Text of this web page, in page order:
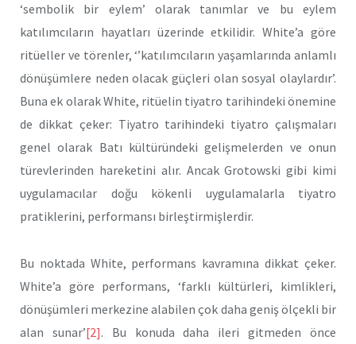
‘sembolik bir eylem’ olarak tanımlar ve bu eylem
katılımcıların hayatları üzerinde etkilidir. White’a göre
ritüeller ve törenler, ‘’katılımcıların yaşamlarında anlamlı
dönüşümlere neden olacak güçleri olan sosyal olaylardır’.
Buna ek olarak White, ritüelin tiyatro tarihindeki önemine
de dikkat çeker: Tiyatro tarihindeki tiyatro çalışmaları
genel olarak Batı kültüründeki gelişmelerden ve onun
türevlerinden hareketini alır. Ancak Grotowski gibi kimi
uygulamacılar doğu kökenli uygulamalarla tiyatro
pratiklerini, performansı birleştirmişlerdir.
Bu noktada White, performans kavramına dikkat çeker.
White’a göre performans, ‘farklı kültürleri, kimlikleri,
dönüşümleri merkezine alabilen çok daha geniş ölçekli bir
alan sunar’[2]. Bu konuda daha ileri gitmeden önce